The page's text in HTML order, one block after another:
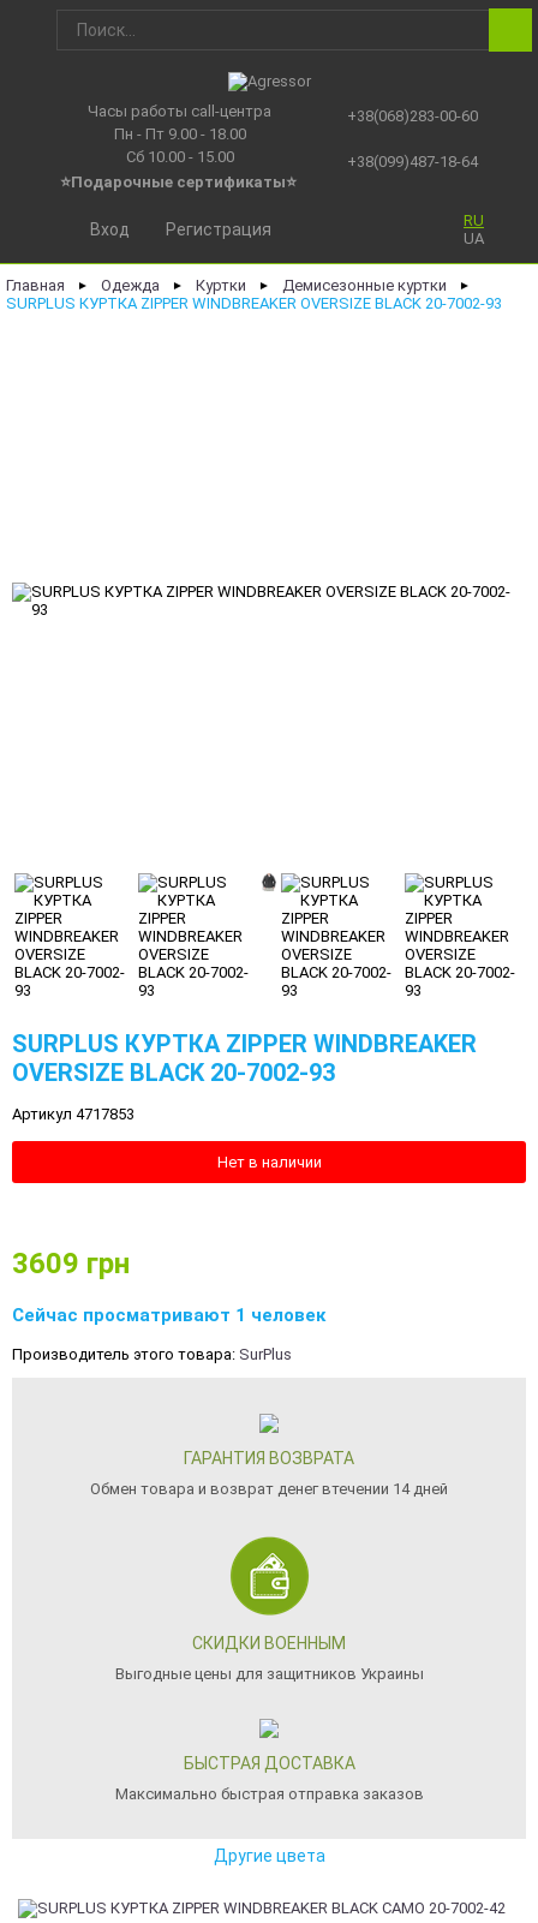
Часы работы call-центра
Пн - Пт 9.00 - 18.00
Сб 10.00 - 15.00
⭐Подарочные сертификаты⭐
+38(068)283-00-60
+38(099)487-18-64
RU
UA
Вход Регистрация
Главная ► Одежда ► Куртки ► Демисезонные куртки ►
SURPLUS КУРТКА ZIPPER WINDBREAKER OVERSIZE BLACK 20-7002-93
SURPLUS КУРТКА ZIPPER WINDBREAKER
OVERSIZE BLACK 20-7002-93
Артикул 4717853
Нет в наличии
3609 грн
Сейчас просматривают 1 человек
Производитель этого товара: SurPlus
ГАРАНТИЯ ВОЗВРАТА
Обмен товара и возврат денег втечении 14 дней
СКИДКИ ВОЕННЫМ
Выгодные цены для защитников Украины
БЫСТРАЯ ДОСТАВКА
Максимально быстрая отправка заказов
Другие цвета